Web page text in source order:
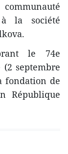
la société
le 74e
septembre
fondation de
République